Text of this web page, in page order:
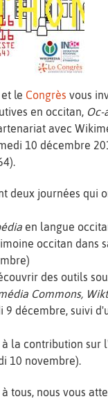
et le Congrès vous
en occitan, Oc-
avec
10 décembre
deux journées qui
en langue
occitan dans
des outils
Commons,
9 décembre, suivi
la contribution sur
10 novembre).
tous, nous vous